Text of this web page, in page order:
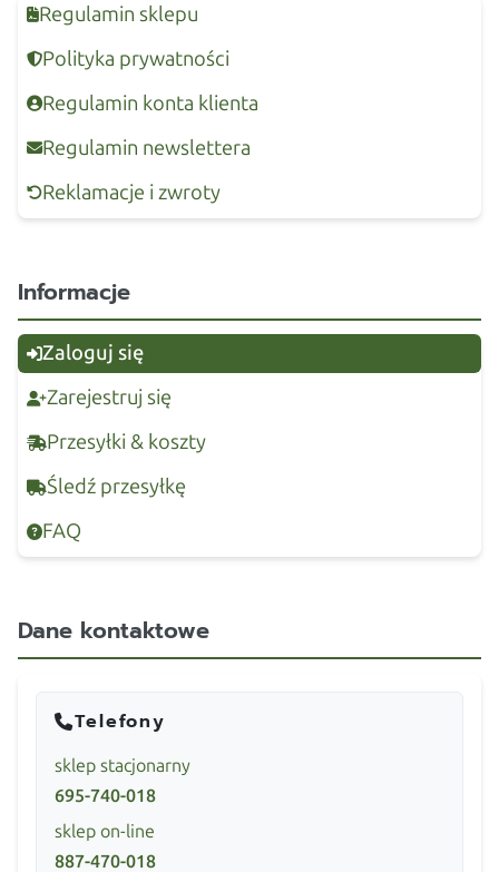
Regulamin sklepu
Polityka prywatności
Regulamin konta klienta
Regulamin newslettera
Reklamacje i zwroty
Informacje
Zaloguj się
Zarejestruj się
Przesyłki & koszty
Śledź przesyłkę
FAQ
Dane kontaktowe
Telefony
sklep stacjonarny
695-740-018
sklep on-line
887-470-018